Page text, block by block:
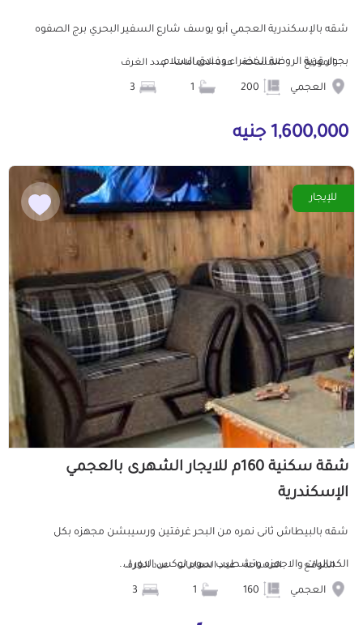
شقه بالإسكندرية العجمي أبو يوسف شارع السفير البحري برج الصفوه
بجوار قرية الروضة الخضراء وفندق السلام...
الموقع
العجمي
المساحة عدد الحمامات عدد الغرف
1,600,000 جنيه
للإيجار
شقة سكنية 160م للايجار الشهرى بالعجمي
الإسكندرية
شقه بالبيطاش ثانى نمره من البحر غرفتين ورسيبشن مجهزه بكل
الكماليات والاجهزه وتشطيب سوبر لوكس الدور ا...
الموقع
العجمي
المساحة عدد الحمامات عدد الغرف